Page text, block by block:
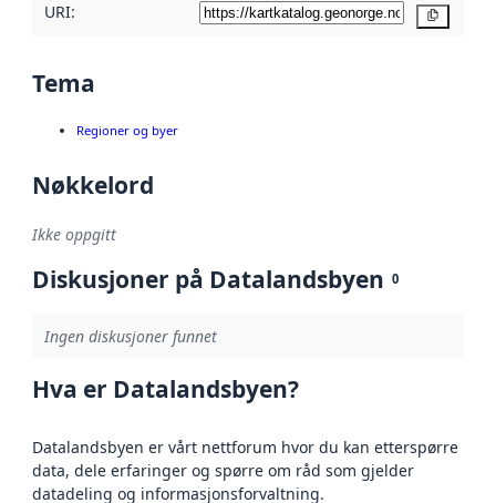
URI:
Tema
Regioner og byer
Nøkkelord
Ikke oppgitt
Diskusjoner på Datalandsbyen 0
Ingen diskusjoner funnet
Hva er Datalandsbyen?
Datalandsbyen er vårt nettforum hvor du kan etterspørre
data, dele erfaringer og spørre om råd som gjelder
datadeling og informasjonsforvaltning.